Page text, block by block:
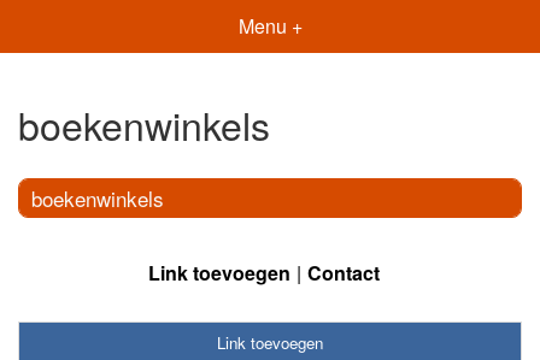
Menu +
boekenwinkels
boekenwinkels
Link toevoegen Contact
Link toevoegen